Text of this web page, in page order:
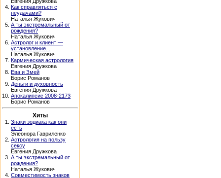
4. Как справляться с
неудачами?
Наталья Жукович
5. А ты экстремальный от
рождения?
Наталья Жукович
6. Астролог и клиент —
установление...
Наталья Жукович
7. Кармическая астрология
Евгения Дружкова
8. Ева и Змей
Борис Романов
9. Деньги и духовность
Евгения Дружкова
10. Апокалипсис 2008-2173
Борис Романов
Хиты
1. Знаки зодиака как они
есть
Элеонора Гавриленко
2. Астрология на пользу
сексу
Евгения Дружкова
3. А ты экстремальный от
рождения?
Наталья Жукович
4. Совместимость знаков